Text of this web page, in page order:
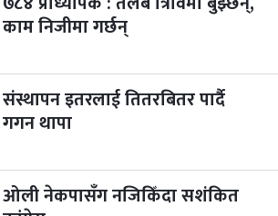
-Oct 20, 2026
२ महिना बाँकी
व्रत
Nov 8, 2026
३ महिना बाँकी
काम निजीमा गर्छन्
संस्थापन इतरलाई तितरबितर पार्दै
गगन थापा
ओली नेकपासँग नजिकिँदा सशंकित